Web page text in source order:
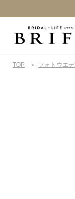
TOP フォトウエ